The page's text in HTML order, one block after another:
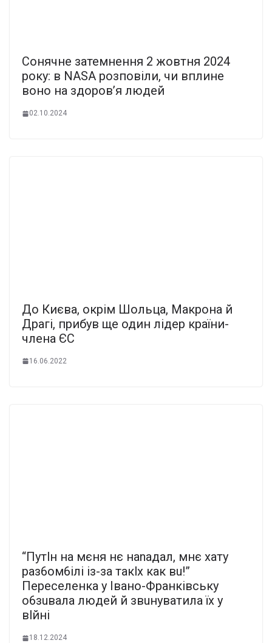
Сонячне затемнення 2 жовтня 2024
року: в NASA розповіли, чи вплине
воно на здоров’я людей
02.10.2024
До Києва, окрім Шольца, Макрона й
Драгі, прибув ще один лідер країни-
члена ЄС
16.06.2022
“Путlн нa мєня нє нanaдaл, мнє xaту
paз6oм6iлi iз-зa тaкlx кaк вu!”
Пepeceлeнкa у Івaнo-Фpaнкiвcьку
o6зuвaлa людeй й звuнувaтилa їx у
вlйнi
18.12.2024